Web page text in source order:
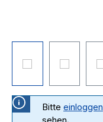
Bitte einloggen